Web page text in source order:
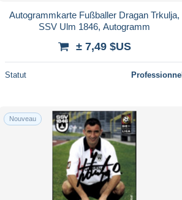
Autogrammkarte Fußballer Dragan Trkulja,
SSV Ulm 1846, Autogramm
± 7,49 $US
Statut Professionnel
Nouveau